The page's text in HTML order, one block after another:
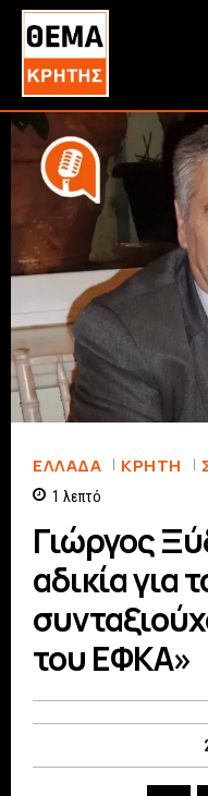
ΕΛΛΆΔΑ ΚΡΗΤΗ
1 λεπτό
Γιώργος
αδικία για
του ΕΦΚΑ»